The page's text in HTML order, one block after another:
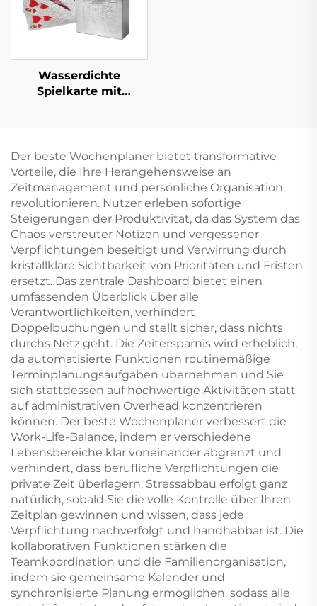
Wasserdichte
Spielkarte mit
Kunststoff,
benutzerdefinierte
Pokerspielkarte
Der beste Wochenplaner bietet transformative
Vorteile, die Ihre Herangehensweise an
Zeitmanagement und persönliche Organisation
revolutionieren. Nutzer erleben sofortige
Steigerungen der Produktivität, da das System das
Chaos verstreuter Notizen und vergessener
Verpflichtungen beseitigt und Verwirrung durch
kristallklare Sichtbarkeit von Prioritäten und Fristen
ersetzt. Das zentrale Dashboard bietet einen
umfassenden Überblick über alle
Verantwortlichkeiten, verhindert
Doppelbuchungen und stellt sicher, dass nichts
durchs Netz geht. Die Zeitersparnis wird erheblich,
da automatisierte Funktionen routinemäßige
Terminplanungsaufgaben übernehmen und Sie
sich stattdessen auf hochwertige Aktivitäten statt
auf administrativen Overhead konzentrieren
können. Der beste Wochenplaner verbessert die
Work-Life-Balance, indem er verschiedene
Lebensbereiche klar voneinander abgrenzt und
verhindert, dass berufliche Verpflichtungen die
private Zeit überlagern. Stressabbau erfolgt ganz
natürlich, sobald Sie die volle Kontrolle über Ihren
Zeitplan gewinnen und wissen, dass jede
Verpflichtung nachverfolgt und handhabbar ist. Die
kollaborativen Funktionen stärken die
Teamkoordination und die Familienorganisation,
indem sie gemeinsame Kalender und
synchronisierte Planung ermöglichen, sodass alle